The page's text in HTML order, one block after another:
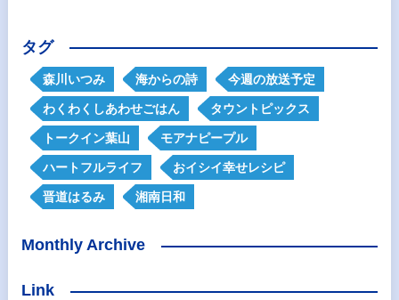
タグ
森川いつみ 海からの詩 今週の放送予定
わくわくしあわせごはん タウントピックス
トークイン葉山 モアナピープル
ハートフルライフ おイシイ幸せレシピ
晋道はるみ 湘南日和
Monthly Archive
Link